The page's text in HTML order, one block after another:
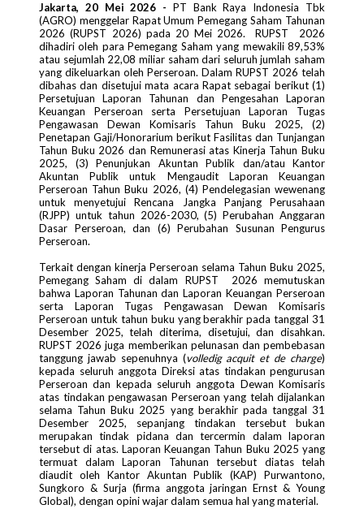
Jakarta, 20 Mei 2026 - PT Bank Raya Indonesia Tbk
(AGRO) menggelar Rapat Umum Pemegang Saham Tahunan
2026 (RUPST 2026) pada 20 Mei 2026. RUPST 2026
dihadiri oleh para Pemegang Saham yang mewakili 89,53%
atau sejumlah 22,08 miliar saham dari seluruh jumlah saham
yang dikeluarkan oleh Perseroan. Dalam RUPST 2026 telah
dibahas dan disetujui mata acara Rapat sebagai berikut (1)
Persetujuan Laporan Tahunan dan Pengesahan Laporan
Keuangan Perseroan serta Persetujuan Laporan Tugas
Pengawasan Dewan Komisaris Tahun Buku 2025, (2)
Penetapan Gaji/Honorarium berikut Fasilitas dan Tunjangan
Tahun Buku 2026 dan Remunerasi atas Kinerja Tahun Buku
2025, (3) Penunjukan Akuntan Publik dan/atau Kantor
Akuntan Publik untuk Mengaudit Laporan Keuangan
Perseroan Tahun Buku 2026, (4) Pendelegasian wewenang
untuk menyetujui Rencana Jangka Panjang Perusahaan
(RJPP) untuk tahun 2026-2030, (5) Perubahan Anggaran
Dasar Perseroan, dan (6) Perubahan Susunan Pengurus
Perseroan.
Terkait dengan kinerja Perseroan selama Tahun Buku 2025,
Pemegang Saham di dalam RUPST 2026 memutuskan
bahwa Laporan Tahunan dan Laporan Keuangan Perseroan
serta Laporan Tugas Pengawasan Dewan Komisaris
Perseroan untuk tahun buku yang berakhir pada tanggal 31
Desember 2025, telah diterima, disetujui, dan disahkan.
RUPST 2026 juga memberikan pelunasan dan pembebasan
tanggung jawab sepenuhnya (volledig acquit et de charge)
kepada seluruh anggota Direksi atas tindakan pengurusan
Perseroan dan kepada seluruh anggota Dewan Komisaris
atas tindakan pengawasan Perseroan yang telah dijalankan
selama Tahun Buku 2025 yang berakhir pada tanggal 31
Desember 2025, sepanjang tindakan tersebut bukan
merupakan tindak pidana dan tercermin dalam laporan
tersebut di atas. Laporan Keuangan Tahun Buku 2025 yang
termuat dalam Laporan Tahunan tersebut diatas telah
diaudit oleh Kantor Akuntan Publik (KAP) Purwantono,
Sungkoro & Surja (firma anggota jaringan Ernst & Young
Global), dengan opini wajar dalam semua hal yang material.